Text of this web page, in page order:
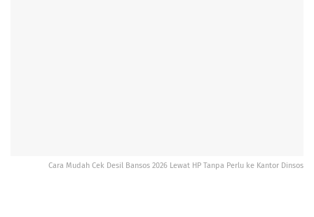
Cara Mudah Cek Desil Bansos 2026 Lewat HP Tanpa Perlu ke Kantor Dinsos